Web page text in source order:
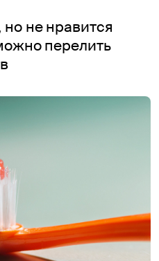
не нравится
перелить